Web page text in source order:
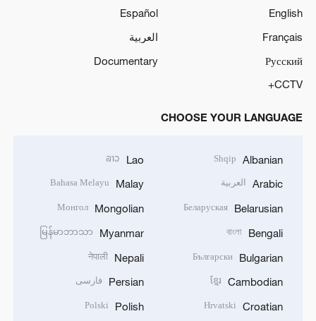
English
Español
Français
العربية
Русский
Documentary
CCTV+
CHOOSE YOUR LANGUAGE
Albanian
Shqip
Arabic العربية
Belarusian
Беларуская
Bengali
বাংলা
Bulgarian
Български
Cambodian
ខ្មែរ
Croatian
Hrvatski
Lao
ລາວ
Malay
Bahasa Melayu
Mongolian
Монгол
Myanmar
မြန်မာဘာသာ
Nepali
नेपाली
Persian فارسی
Polish
Polski